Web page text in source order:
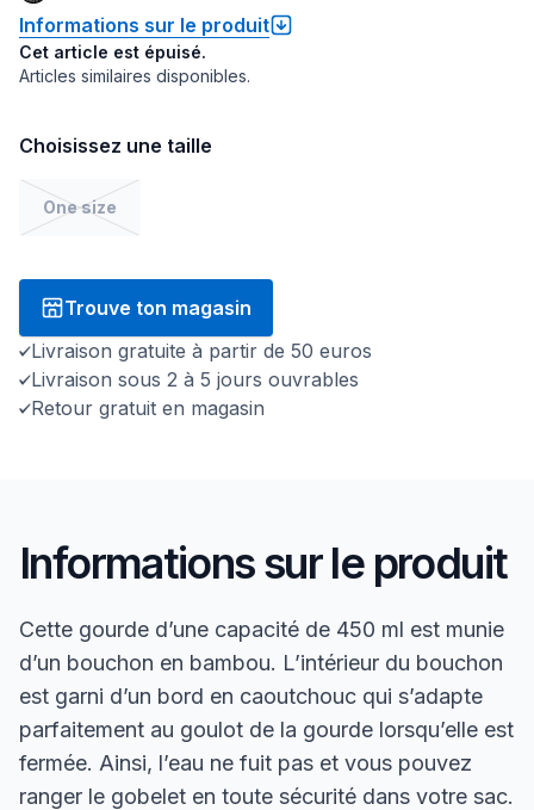
Informations sur le produit
Cet article est épuisé.
Articles similaires disponibles.
Choisissez une taille
One size
Trouve ton magasin
Livraison gratuite à partir de 50 euros
Livraison sous 2 à 5 jours ouvrables
Retour gratuit en magasin
Informations sur le produit
Cette gourde d’une capacité de 450 ml est munie
d’un bouchon en bambou. L’intérieur du bouchon
est garni d’un bord en caoutchouc qui s’adapte
parfaitement au goulot de la gourde lorsqu’elle est
fermée. Ainsi, l’eau ne fuit pas et vous pouvez
ranger le gobelet en toute sécurité dans votre sac.